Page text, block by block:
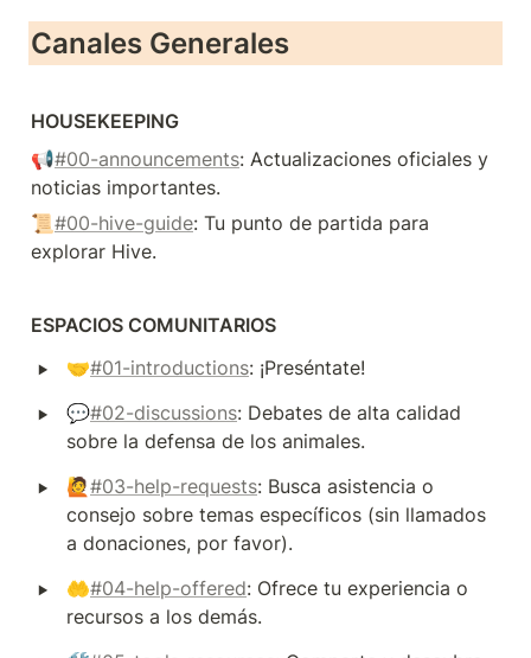
Canales Generales
HOUSEKEEPING
📢#00-announcements: Actualizaciones oficiales y
noticias importantes.
📜#00-hive-guide: Tu punto de partida para
explorar Hive.
‣ 🤝#01-introductions: ¡Preséntate!
‣ 💬#02-discussions: Debates de alta calidad
sobre la defensa de los animales.
‣ 🙋#03-help-requests: Busca asistencia o
consejo sobre temas específicos (sin llamados
a donaciones, por favor).
‣ 🤲#04-help-offered: Ofrece tu experiencia o
recursos a los demás.